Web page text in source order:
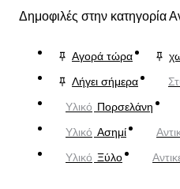
Δημοφιλές στην κατηγορία
Αγορά τώρα
Λήγει σήμερα
Υλικό Πορσελάνη
Υλικό Ασημί
Υλικό Ξύλο